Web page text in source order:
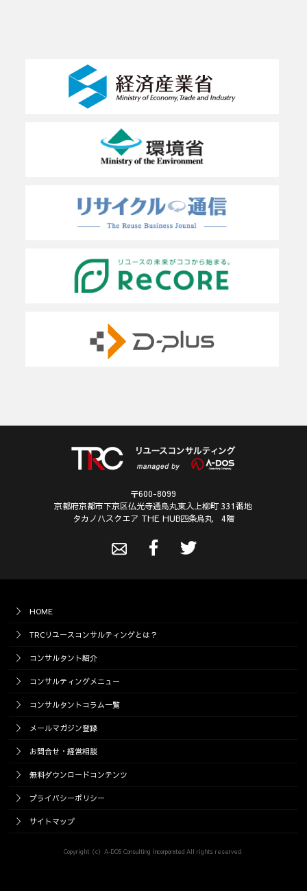
〒600-8099
京都府京都市下京区仏光寺通烏丸東入上柳町 331番地
タカノハスクエア THE HUB四条烏丸 4階
HOME
TRCリユースコンサルティングとは？
コンサルタント紹介
コンサルティングメニュー
コンサルタントコラム一覧
メールマガジン登録
お問合せ・経営相談
無料ダウンロードコンテンツ
プライバシーポリシー
サイトマップ
Copyright（c）A-DOS Consulting Incorporated All rights reserved.